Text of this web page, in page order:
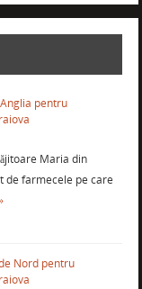
pentru
Maria din
de farmecele pe care
Nord pentru